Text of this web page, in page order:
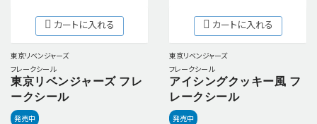
カートに入れる
東京リベンジャーズ
フレークシール
東京リベンジャーズ フレ
ークシール
発売中
カートに入れる
東京リベンジャーズ
フレークシール
アイシングクッキー風 フ
レークシール
発売中